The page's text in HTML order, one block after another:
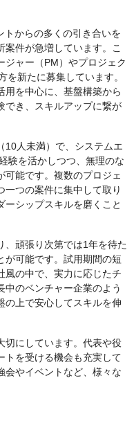
からの多くの引き合いを
件が急増しています。こ
ジャー（PM）やプロジェク
を新たに募集しています。
用を中心に、基盤構築から
でき、スキルアップに繋が
10人未満）で、システムエ
験を活かしつつ、無理のな
可能です。複数のプロジェ
一つの案件に集中して取り
シップスキルを磨くこと
、頑張り次第では1年を待た
が可能です。試用期間の短
風の中で、実力に応じたチ
中のベンチャー企業のよう
の上で安心してスキルを伸
切にしています。代表や役
トを受ける機会も充実して
会やイベントなど、様々な